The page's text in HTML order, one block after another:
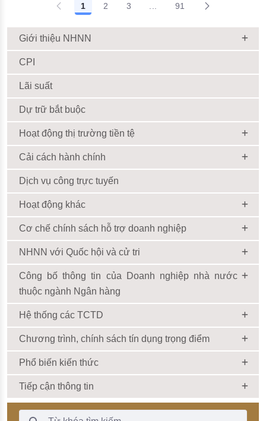
1 2 3 91
Giới thiệu NHNN
CPI
Lãi suất
Dự trữ bắt buộc
Hoạt động thị trường tiền tệ
Cải cách hành chính
Dịch vụ công trực tuyến
Hoạt động khác
Cơ chế chính sách hỗ trợ doanh nghiệp
NHNN với Quốc hội và cử tri
Công bố thông tin của Doanh nghiệp nhà nước
thuộc ngành Ngân hàng
Hệ thống các TCTD
Chương trình, chính sách tín dụng trọng điểm
Phổ biến kiến thức
Tiếp cận thông tin
Thanh Tìm kiếm